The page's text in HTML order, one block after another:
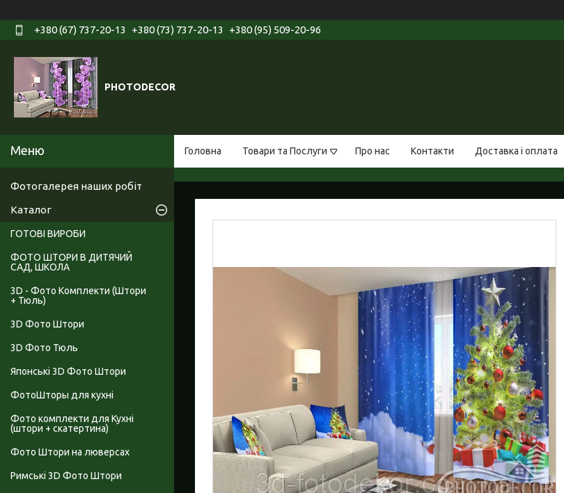
+380 (67) 737-20-13 +380 (73) 737-20-13 +380 (95) 509-20-96
PHOTODECOR
Головна Товари та Послуги Про нас Контакти Доставка і оплата
Фотогалерея наших робіт
Каталог
ГОТОВІ ВИРОБИ
ФОТО ШТОРИ В ДИТЯЧИЙ
САД, ШКОЛА
3D - Фото Комплекти (Штори
+ Тюль)
3D Фото Штори
3D Фото Тюль
Японські 3D Фото Штори
ФотоШторы для кухні
Фото комплекти для Кухні
(штори + скатертина)
Фото Штори на люверсах
Римські 3D Фото Штори